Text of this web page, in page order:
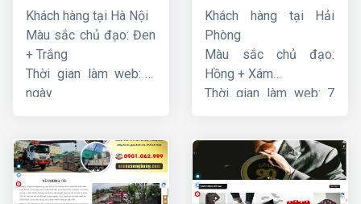
Thương mại Five-
Star
Khách hàng tại Hà Nội
Màu sắc chủ đạo: Đen
+ Trắng
Thời gian làm web: 7
ngày
dịch vụ hàng hải
Sen
Khách hàng tại Hải
Phòng
Màu sắc chủ đạo:
Hồng + Xám
Thời gian làm web: 7